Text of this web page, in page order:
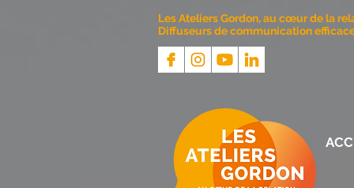
Les Ateliers Gordon, au cœur de la
Diffuseurs de communication